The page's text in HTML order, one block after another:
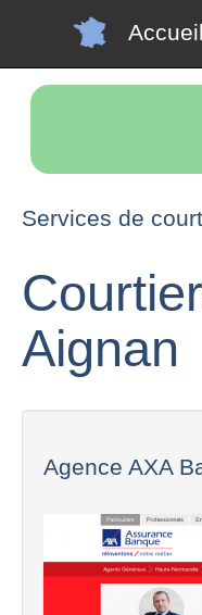
Accueil
Services de
Aignan
Agence AXA